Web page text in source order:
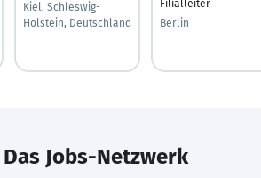
Kiel, Schleswig-
Holstein, Deutschland
Filialleiter
Berlin
Das Jobs-Netzwerk